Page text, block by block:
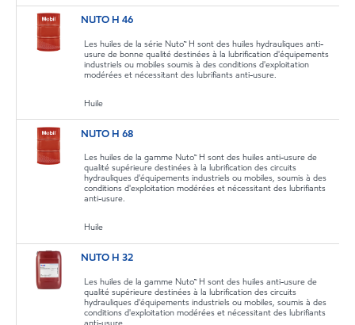
NUTO H 46
Les huiles de la série Nuto™ H sont des huiles hydrauliques anti-
usure de bonne qualité destinées à la lubrification d'équipements
industriels ou mobiles soumis à des conditions d'exploitation
modérées et nécessitant des lubrifiants anti-usure.
Huile
NUTO H 68
Les huiles de la gamme Nuto™ H sont des huiles anti-usure de
qualité supérieure destinées à la lubrification des circuits
hydrauliques d'équipements industriels ou mobiles, soumis à des
conditions d'exploitation modérées et nécessitant des lubrifiants
anti-usure.
Huile
NUTO H 32
Les huiles de la gamme Nuto™ H sont des huiles anti-usure de
qualité supérieure destinées à la lubrification des circuits
hydrauliques d'équipements industriels ou mobiles, soumis à des
conditions d'exploitation modérées et nécessitant des lubrifiants
anti-usure.